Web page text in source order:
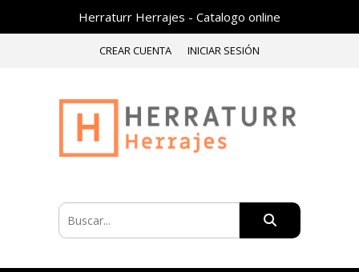
Herraturr Herrajes - Catalogo online
CREAR CUENTA INICIAR SESIÓN